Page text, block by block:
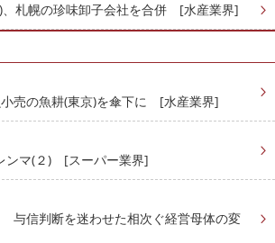
、札幌の珍味卸子会社を合併 [水産業界]
売の魚耕(東京)を傘下に [水産業界]
ンマ(２) [スーパー業界]
与信判断を迷わせた相次ぐ経営母体の変